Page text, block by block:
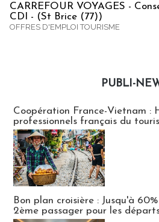
CARREFOUR VOYAGES -
CDI - (St Brice (77))
OFFRES D'EMPLOI TOURISME
PUBLI-
Coopération France-Vietnam :
professionnels français du
Bon plan croisière : Jusqu'à
2ème passager pour les